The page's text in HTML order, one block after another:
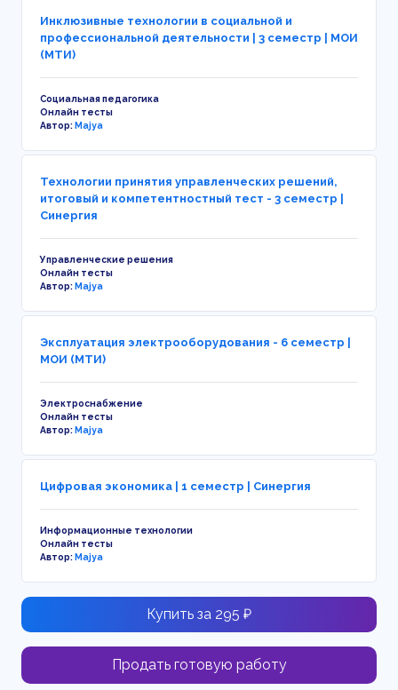
Инклюзивные технологии в социальной и
профессиональной деятельности | 3 семестр | МОИ
(МТИ)
Социальная педагогика
Онлайн тесты
Автор:Majya
Технологии принятия управленческих решений,
итоговый и компетентностный тест - 3 семестр |
Синергия
Управленческие решения
Онлайн тесты
Автор:Majya
Эксплуатация электрооборудования - 6 семестр |
МОИ (МТИ)
Электроснабжение
Онлайн тесты
Автор:Majya
Цифровая экономика | 1 семестр | Синергия
Информационные технологии
Онлайн тесты
Автор:Majya
Купить за 295 ₽
Продать готовую работу